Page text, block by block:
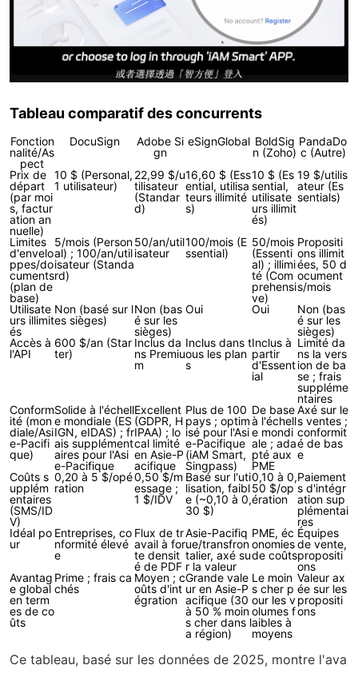
Tableau comparatif des concurrents
Fonction
nalité/As
pect
DocuSign
Adobe Si
gn
eSignGlobal BoldSig
n (Zoho)
PandaDo
c (Autre)
Prix de
départ
(par moi
s, factur
ation an
nuelle)
10 $ (Personal,
1 utilisateur)
22,99 $/u
tilisateur
(Standar
d)
16,60 $ (Ess
ential, utilisa
teurs illimité
s)
10 $ (Es
sential,
utilisate
urs illimit
és)
19 $/utilis
ateur (Es
sentials)
Limites
d'envelo
ppes/do
cuments
(plan de
base)
5/mois (Person
al) ; 100/an/util
isateur (Standa
rd)
50/an/util
isateur
100/mois (E
ssential)
50/mois
(Essenti
al) ; illimi
té (Com
prehensi
ve)
Propositi
ons illimit
ées, 50 d
ocument
s/mois
Utilisate
urs illimit
és
Non (basé sur l
es sièges)
Non (bas
é sur les
sièges)
Oui Oui
Non (bas
é sur les
sièges)
Accès à
l'API
600 $/an (Star
ter)
Inclus da
ns Premiu
m
Inclus dans t
ous les plan
s
Inclus à
partir
d'Essent
ial
Limité da
ns la vers
ion de ba
se ; frais
suppléme
ntaires
Conform
ité (mon
diale/Asi
e-Pacifi
que)
Solide à l'échell
e mondiale (ES
IGN, eIDAS) ; fr
ais supplément
aires pour l'Asi
e-Pacifique
Excellent
(GDPR, H
IPAA) ; lo
cal limité
en Asie-P
acifique
Plus de 100
pays ; optim
isé pour l'Asi
e-Pacifique
(iAM Smart,
Singpass)
De base
à l'échell
e mondi
ale ; ada
pté aux
PME
Axé sur le
s ventes ;
conformit
é de bas
e
Coûts s
upplém
entaires
(SMS/ID
V)
0,20 à 5 $/opé
ration
0,50 $/m
essage ;
1 $/IDV
Basé sur l'uti
lisation, faibl
e (~0,10 à 0,
30 $)
0,10 à 0,
50 $/op
ération
Paiement
s d'intégr
ation sup
plémentai
res
Idéal po
ur
Entreprises, co
nformité élevé
e
Flux de tr
avail à for
te densit
é de PDF
Asie-Pacifiq
ue/transfron
talier, axé su
r la valeur
PME, éc
onomies
de coûts
Équipes
de vente,
propositi
ons
Avantag
e global
en term
es de co
ûts
Prime ; frais ca
chés
Moyen ; c
oûts d'int
égration
Grande vale
ur en Asie-P
acifique (30
à 50 % moin
s cher dans l
a région)
Le moin
s cher p
our les v
olumes f
aibles à
moyens
Valeur ax
ée sur les
propositi
ons
Ce tableau, basé sur les données de 2025, montre l'ava